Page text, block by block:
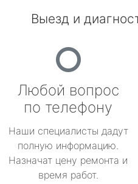
Выезд и
Любой вопрос
по телефону
Наши специалисты дадут
полную информацию.
Назначат цену ремонта и
время работ.